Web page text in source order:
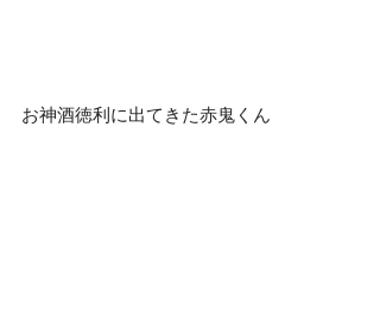
お神酒徳利に出てきた赤鬼くん